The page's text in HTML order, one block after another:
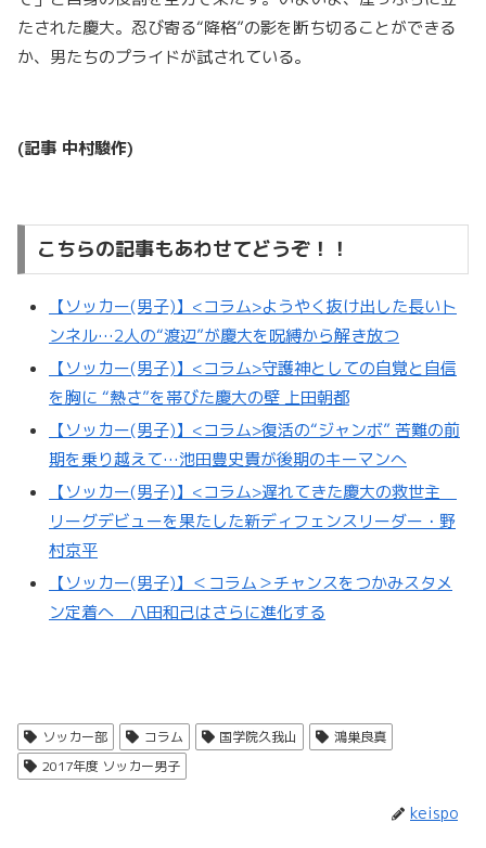
たされた慶大。忍び寄る“降格”の影を断ち切ることができる
か、男たちのプライドが試されている。
(記事 中村駿作)
こちらの記事もあわせてどうぞ！！
【ソッカー(男子)】<コラム>ようやく抜け出した長いト
ンネル…2人の“渡辺”が慶大を呪縛から解き放つ
【ソッカー(男子)】<コラム>守護神としての自覚と自信
を胸に “熱さ”を帯びた慶大の壁 上田朝都
【ソッカー(男子)】<コラム>復活の“ジャンボ” 苦難の前
期を乗り越えて…池田豊史貴が後期のキーマンへ
【ソッカー(男子)】<コラム>遅れてきた慶大の救世主
リーグデビューを果たした新ディフェンスリーダー・野
村京平
【ソッカー(男子)】＜コラム＞チャンスをつかみスタメ
ン定着へ 八田和己はさらに進化する
ソッカー部 コラム 国学院久我山
鴻巣良真
2017年度 ソッカー男子
keispo